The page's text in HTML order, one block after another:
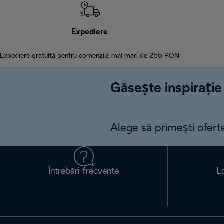
Expediere
Expediere gratuită pentru comenzile mai mari de 255 RON
Găsește
Alege să primești
Întrebări frecvente